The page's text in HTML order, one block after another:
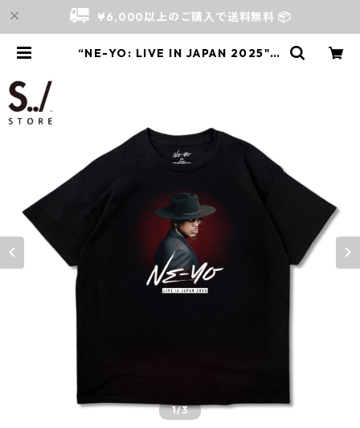
¥6,000以上のご購入で送料無料 📦
“NE-YO: LIVE IN JAPAN 2025" P
1/3